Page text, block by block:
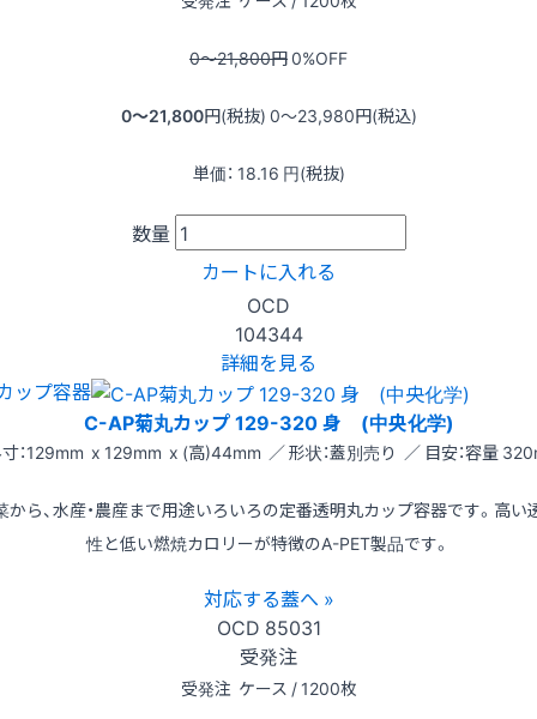
0〜21,800円0%OFF
0〜21,800円(税抜) 0〜23,980円(税込)
単価： 18.16 円(税抜)
数量
カートに入れる
OCD
104344
詳細を見る
ップ容器
C-AP菊丸カップ 129-320 身 (中央化学)
：129mm x 129mm x (高)44mm ／ 形状：蓋別売り ／ 目安：容量
から、水産・農産まで用途いろいろの定番透明丸カップ容器です。高い
性と低い燃焼カロリーが特徴のA-PET製品です。
対応する蓋へ »
OCD 85031
受発注
受発注 ケース / 1200枚